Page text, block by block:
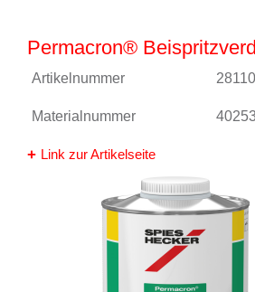
Permacron®
Artikelnummer
Materialnummer
Link zur Artikelseite